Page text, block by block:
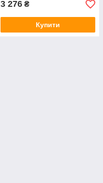
3 276 ₴
Купити